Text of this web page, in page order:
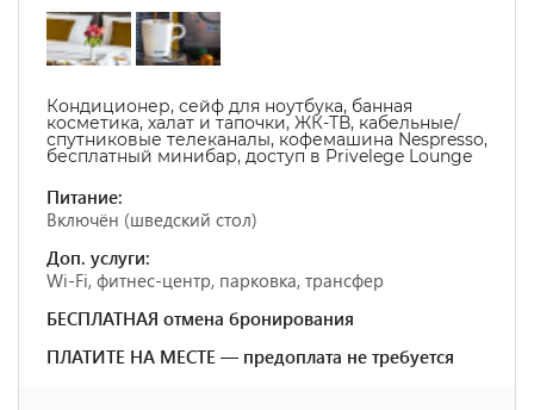
Кондиционер, сейф для ноутбука, банная
косметика, халат и тапочки, ЖК-ТВ, кабельные/
спутниковые телеканалы, кофемашина Nespresso,
бесплатный минибар, доступ в Privelege Lounge
Питание:
Включён (шведский стол)
Доп. услуги:
Wi-Fi, фитнес-центр, парковка, трансфер
БЕСПЛАТНАЯ отмена бронирования
ПЛАТИТЕ НА МЕСТЕ — предоплата не требуется